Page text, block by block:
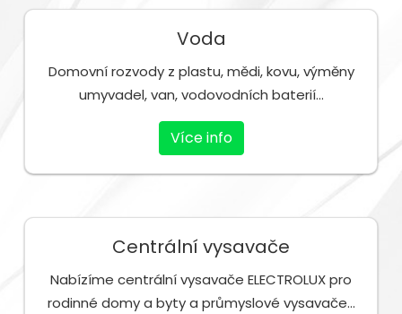
Voda
Domovní rozvody z plastu, mědi, kovu, výměny
umyvadel, van, vodovodních baterií...
Více info
Centrální vysavače
Nabízíme centrální vysavače ELECTROLUX pro
rodinné domy a byty a průmyslové vysavače...